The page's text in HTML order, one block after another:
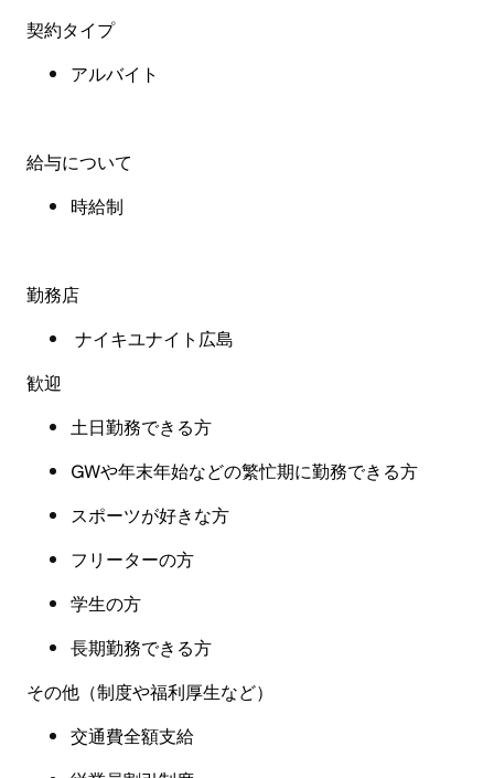
契約タイプ
アルバイト
給与について
時給制
勤務店
ナイキユナイト広島
歓迎
土日勤務できる方
GWや年末年始などの繁忙期に勤務できる方
スポーツが好きな方
フリーターの方
学生の方
長期勤務できる方
その他（制度や福利厚生など）
交通費全額支給